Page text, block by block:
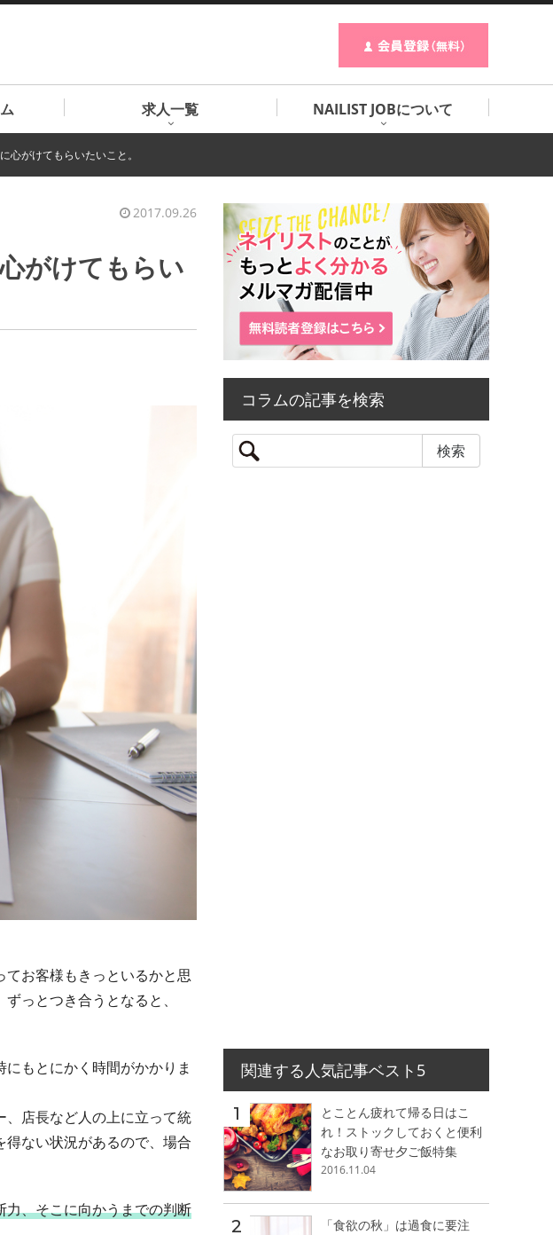
求人一覧 NAILIST JOBについて
心がけてもらいたいこと。
2017.09.26
がけてもらい
お客様もきっといるかと思
っとつき合うとなると、
もとにかく時間がかかりま
店長など人の上に立って統
ない状況があるので、場合
、そこに向かうまでの判断
コラムの記事を検索
関連する人気記事ベスト5
とことん疲れて帰る日はこ
れ！ストックしておくと便利
なお取り寄せ夕ご飯特集
2016.11.04
「食欲の秋」は過食に要注